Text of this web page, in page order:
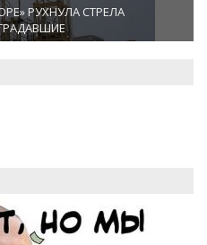
РУХНУЛА СТРЕЛА